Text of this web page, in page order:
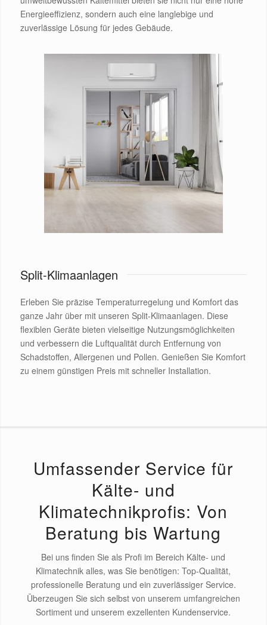
Energieeffizienz, sondern auch eine langlebige und
zuverlässige Lösung für jedes Gebäude.
Split-Klimaanlagen
Erleben Sie präzise Temperaturregelung und Komfort das
ganze Jahr über mit unseren Split-Klimaanlagen. Diese
flexiblen Geräte bieten vielseitige Nutzungsmöglichkeiten
und verbessern die Luftqualität durch Entfernung von
Schadstoffen, Allergenen und Pollen. Genießen Sie Komfort
zu einem günstigen Preis mit schneller Installation.
Umfassender Service für
Kälte- und
Klimatechnikprofis: Von
Beratung bis Wartung
Bei uns finden Sie als Profi im Bereich Kälte- und
Klimatechnik alles, was Sie benötigen: Top-Qualität,
professionelle Beratung und ein zuverlässiger Service.
Überzeugen Sie sich selbst von unserem umfangreichen
Sortiment und unserem exzellenten Kundenservice.